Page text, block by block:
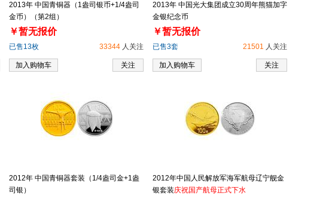
2013年 中国青铜器（1盎司银币+1/4盎司
金币）（第2组）
￥暂无报价
33344 人关注
已售13枚
关注
加入购物车
2013年 中国光大集团成立30周年熊猫加字
金银纪念币
￥暂无报价
21501 人关注
已售3套
关注
加入购物车
2012年 中国青铜器套装（1/4盎司金+1盎
司银）
2012年中国人民解放军海军航母辽宁舰金
银套装庆祝国产航母正式下水